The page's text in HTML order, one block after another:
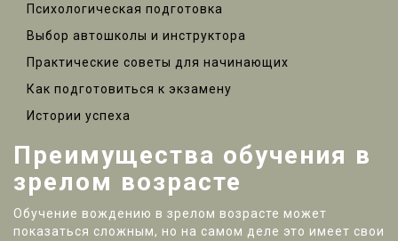
Психологическая подготовка
Выбор автошколы и инструктора
Практические советы для начинающих
Как подготовиться к экзамену
Истории успеха
Преимущества обучения в
зрелом возрасте
Обучение вождению в зрелом возрасте может
показаться сложным, но на самом деле это имеет свои